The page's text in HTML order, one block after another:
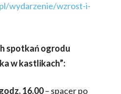
wydarzenie/wzrost-i-
spotkań ogrodu
w kastlikach”:
16.00– spacer po